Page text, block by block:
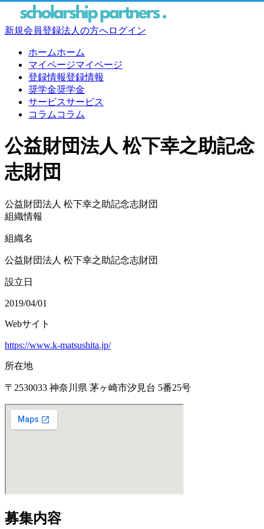
新規会員登録法人の方へログイン
ホームホーム
マイページマイページ
登録情報登録情報
奨学金奨学金
サービスサービス
コラム コラム
公益財団法人 松下幸之助記念
志財団
公益財団法人 松下幸之助記念志財団
組織情報
組織名
公益財団法人 松下幸之助記念志財団
設立日
2019/04/01
Webサイト
https://www.k-matsushita.jp/
所在地
〒2530033 神奈川県 茅ヶ崎市汐見台 5番25号
募集内容